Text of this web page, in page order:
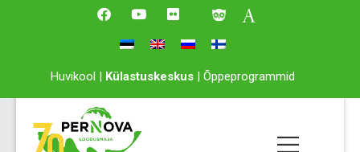
Huvikool | Külastuskeskus | Õppeprogrammid